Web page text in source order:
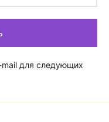
для следующих